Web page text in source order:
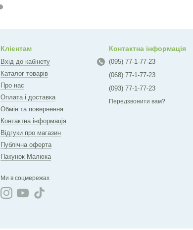
Клієнтам
Вхід до кабінету
Каталог товарів
Про нас
Оплата і доставка
Обмін та повернення
Контактна інформація
Відгуки про магазин
Публічна оферта
Пакунок Малюка
Ми в соцмережах
Контактна інформація
(095) 77-1-77-23
(068) 77-1-77-23
(093) 77-1-77-23
Передзвонити вам?